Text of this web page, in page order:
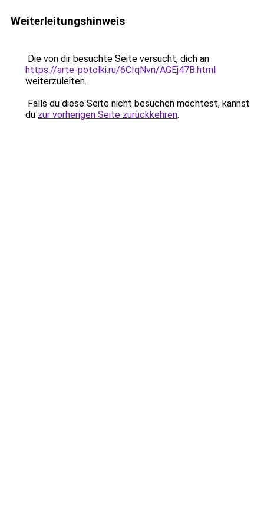
Weiterleitungshinweis
Die von dir besuchte Seite versucht, dich an
https://arte-potolki.ru/6CIqNvn/AGEj47B.html
weiterzuleiten.
Falls du diese Seite nicht besuchen möchtest, kannst
du zur vorherigen Seite zurückkehren.